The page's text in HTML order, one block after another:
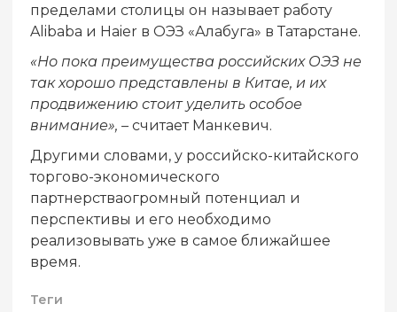
пределами столицы он называет работу
Alibaba и Haier в ОЭЗ «Алабуга» в Татарстане.
«Но пока преимущества российских ОЭЗ не
так хорошо представлены в Китае, и их
продвижению стоит уделить особое
внимание», – считает Манкевич.
Другими словами, у российско-китайского
торгово-экономического
партнерстваогромный потенциал и
перспективы и его необходимо
реализовывать уже в самое ближайшее
время.
Теги